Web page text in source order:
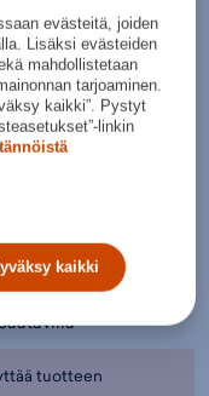
- Lasten monot,
,Fischer
tuotteen
evästeitä, joiden
Lisäksi evästeiden
mahdollistetaan
tarjoaminen.
kaikki”. Pystyt
linkin
kaikki